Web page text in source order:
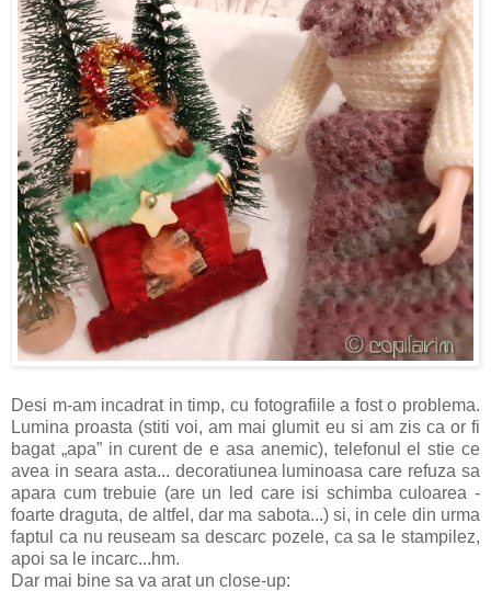
Desi m-am incadrat in timp, cu fotografiile a fost o problema.
Lumina proasta (stiti voi, am mai glumit eu si am zis ca or fi
bagat „apa” in curent de e asa anemic), telefonul el stie ce
avea in seara asta... decoratiunea luminoasa care refuza sa
apara cum trebuie (are un led care isi schimba culoarea -
foarte draguta, de altfel, dar ma sabota...) si, in cele din urma
faptul ca nu reuseam sa descarc pozele, ca sa le stampilez,
apoi sa le incarc...hm.
Dar mai bine sa va arat un close-up: